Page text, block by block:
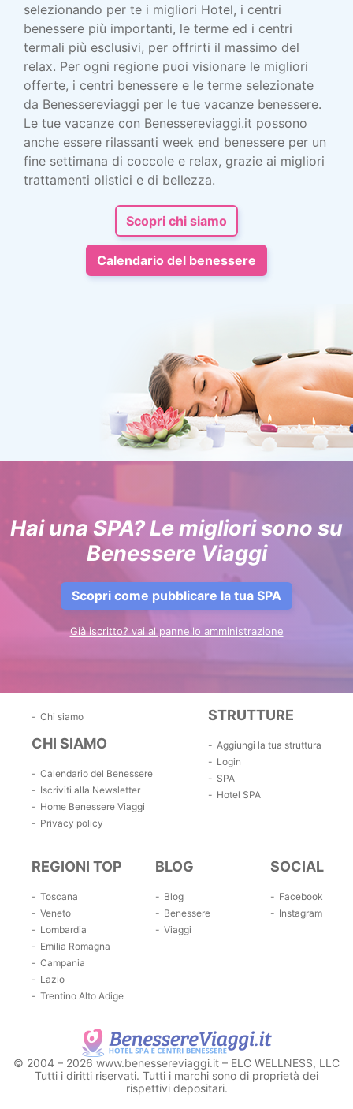
selezionando per te i migliori Hotel, i centri
benessere più importanti, le terme ed i centri
termali più esclusivi, per offrirti il massimo del
relax. Per ogni regione puoi visionare le migliori
offerte, i centri benessere e le terme selezionate
da Benessereviaggi per le tue vacanze benessere.
Le tue vacanze con Benessereviaggi.it possono
anche essere rilassanti week end benessere per un
fine settimana di coccole e relax, grazie ai migliori
trattamenti olistici e di bellezza.
Scopri chi siamo
Calendario del benessere
Hai una SPA? Le migliori sono su
Benessere Viaggi
Scopri come pubblicare la tua SPA
Già iscritto? vai al pannello amministrazione
Chi siamo
CHI SIAMO
Calendario del Benessere
Iscriviti alla Newsletter
Home Benessere Viaggi
Privacy policy
STRUTTURE
Aggiungi la tua struttura
Login
SPA
Hotel SPA
REGIONI TOP
Toscana
Veneto
Lombardia
Emilia Romagna
Campania
Lazio
Trentino Alto Adige
BLOG
Blog
Benessere
Viaggi
SOCIAL
Facebook
Instagram
© 2004 – 2026 www.benessereviaggi.it – ELC WELLNESS, LLC
Tutti i diritti riservati. Tutti i marchi sono di proprietà dei
rispettivi depositari.